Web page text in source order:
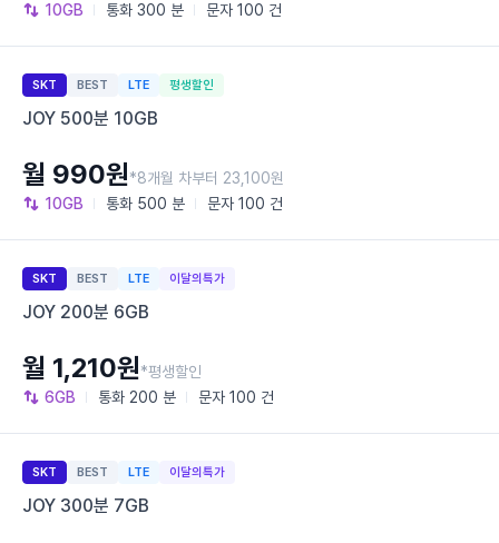
10GB 통화 300 분 문자 100 건
SKT BEST LTE 평생할인
JOY 500분 10GB
10GB 통화 500 분 문자 100 건
월 990원*8개월 차부터 23,100원
SKT BEST LTE 이달의특가
JOY 200분 6GB
6GB 통화 200 분 문자 100 건
월 1,210원*평생할인
SKT BEST LTE 이달의특가
JOY 300분 7GB